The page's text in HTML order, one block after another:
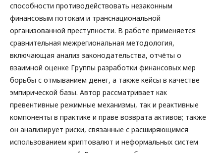
способности противодействовать незаконным
финансовым потокам и транснациональной
организованной преступности. В работе применяется
сравнительная межрегиональная методология,
включающая анализ законодательства, отчёты о
взаимной оценке Группы разработки финансовых мер
борьбы с отмыванием денег, а также кейсы в качестве
эмпирической базы. Автор рассматривает как
превентивные режимные механизмы, так и реактивные
компоненты в практике и праве возврата активов; также
он анализирует риски, связанные с расширяющимся
использованием криптовалют и неформальных систем